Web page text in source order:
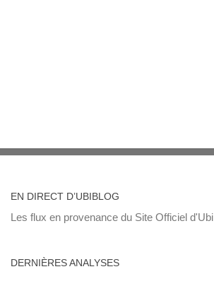
EN DIRECT D’UBIBLOG
Les flux en provenance du Site Officiel d'Ubi
DERNIÈRES ANALYSES